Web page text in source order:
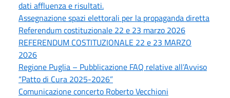
dati affluenza e risultati.
Assegnazione spazi elettorali per la propaganda diretta
Referendum costituzionale 22 e 23 marzo 2026
REFERENDUM COSTITUZIONALE 22 e 23 MARZO
2026
Regione Puglia – Pubblicazione FAQ relative all’Avviso
“Patto di Cura 2025-2026”
Comunicazione concerto Roberto Vecchioni